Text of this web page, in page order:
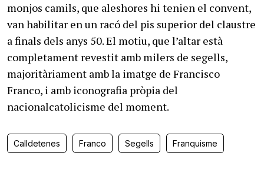
monjos camils, que aleshores hi tenien el convent,
van habilitar en un racó del pis superior del claustre
a finals dels anys 50. El motiu, que l’altar està
completament revestit amb milers de segells,
majoritàriament amb la imatge de Francisco
Franco, i amb iconografia pròpia del
nacionalcatolicisme del moment.
Calldetenes Franco Segells Franquisme